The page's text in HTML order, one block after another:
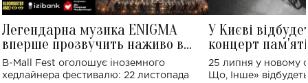
Легендарна музика ENIGMA
вперше прозвучить наживо в
Україні: де відбудеться концерт
B-Mall Fest оголошує іноземного
хедлайнера фестивалю: 22 листопада
У Києві
концерт
Клименка:
виконають
25 липня у новому
Що, Інше»